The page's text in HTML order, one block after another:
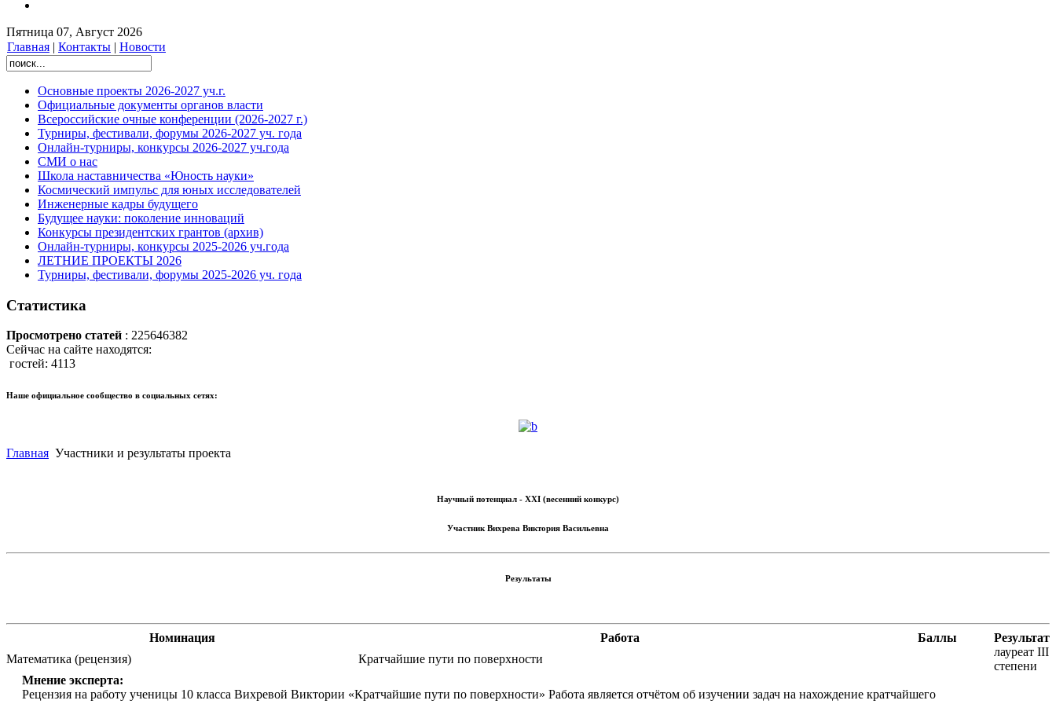
Пятница 07, Август 2026
Главная | Контакты | Новости
Основные проекты 2026-2027 уч.г.
Официальные документы органов власти
Всероссийские очные конференции (2026-2027 г.)
Турниры, фестивали, форумы 2026-2027 уч. года
Онлайн-турниры, конкурсы 2026-2027 уч.года
СМИ о нас
Школа наставничества «Юность науки»
Космический импульс для юных исследователей
Инженерные кадры будущего
Будущее науки: поколение инноваций
Конкурсы президентских грантов (архив)
Онлайн-турниры, конкурсы 2025-2026 уч.года
ЛЕТНИЕ ПРОЕКТЫ 2026
Турниры, фестивали, форумы 2025-2026 уч. года
Статистика
Просмотрено статей : 225646382
Сейчас на сайте находятся:
гостей: 4113
Наше официальное сообщество в социальных сетях:
Главная Участники и результаты проекта
Научный потенциал - XXI (весенний конкурс)
Участник Вихрева Виктория Васильевна
Результаты
Номинация Работа Баллы
Результат
Математика (рецензия)
Кратчайшие пути по поверхности
лауреат III
степени
Мнение эксперта:
Рецензия на работу ученицы 10 класса Вихревой Виктории «Кратчайшие пути по поверхности» Работа является отчётом об изучении задач на нахождение кратчайшего